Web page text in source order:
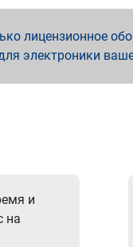
лицензионное
электроники
и
на